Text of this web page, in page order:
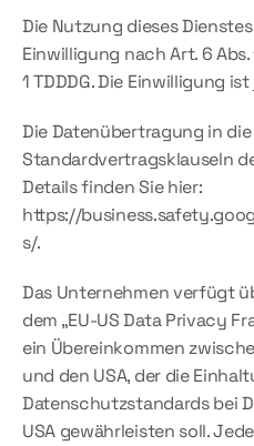
Die Nutzung dieses
Einwilligung nach Art. 6 Abs.
1 TDDDG. Die Einwilligung
Die Datenübertragung in
Standardvertragsklauseln
Details finden Sie hier:
https://
s/.
Das Unternehmen verfügt
dem „EU-US Data Privacy
ein Übereinkommen
und den USA, der die
Datenschutzstandards bei
USA gewährleisten soll.